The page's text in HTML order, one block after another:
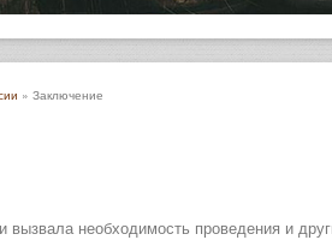
» Заключение
вызвала необходимость проведения и